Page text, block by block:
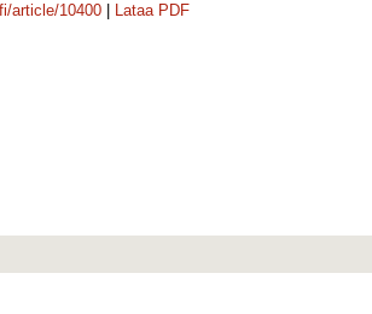
article/10400 Lataa PDF